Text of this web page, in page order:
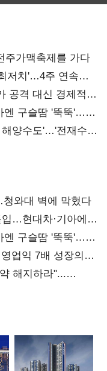
주가맥축제를 가다
저치'…4주 연속
공격 대신 경제적
엔 구슬땀 '뚝뚝'…
양수도'…'전재수
와대 벽에 막혔다
…현대차·기아에
엔 구슬땀 '뚝뚝'…
업익 7배 성장의
해지하라"...